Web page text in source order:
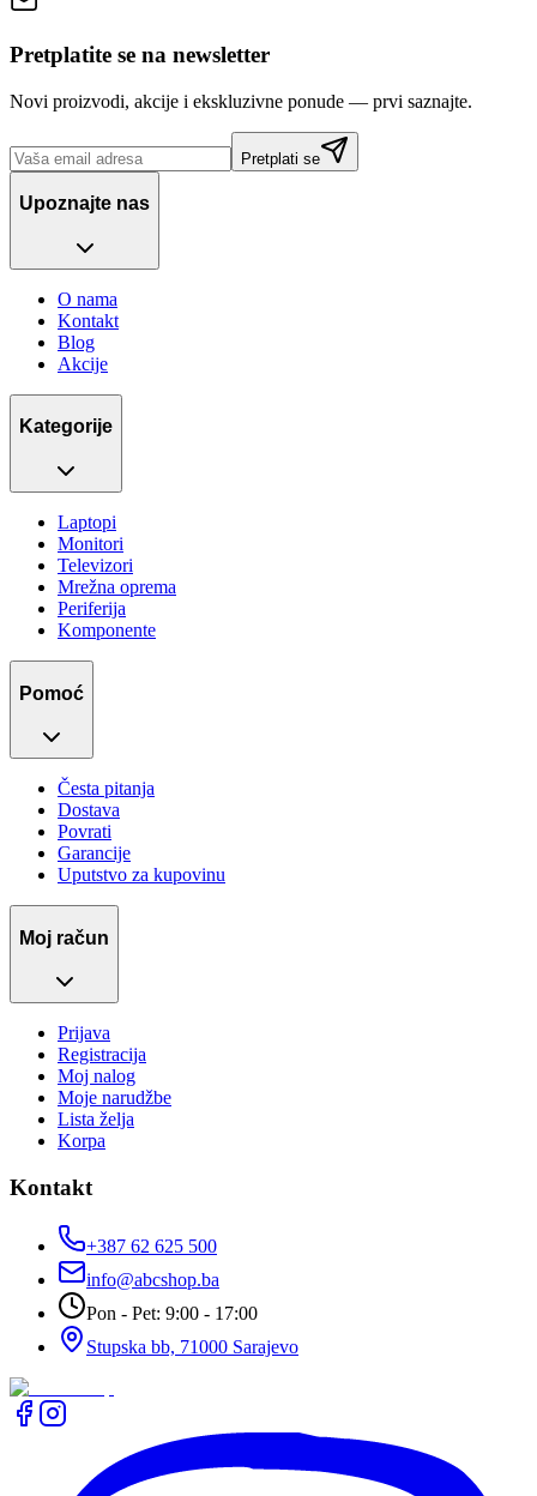
Pretplatite se na newsletter
Novi proizvodi, akcije i ekskluzivne ponude — prvi saznajte.
Pretplati se
Upoznajte nas
O nama
Kontakt
Blog
Akcije
Kategorije
Laptopi
Monitori
Televizori
Mrežna oprema
Periferija
Komponente
Pomoć
Česta pitanja
Dostava
Povrati
Garancije
Uputstvo za kupovinu
Moj račun
Prijava
Registracija
Moj nalog
Moje narudžbe
Lista želja
Korpa
Kontakt
+387 62 625 500
info@abcshop.ba
Pon - Pet: 9:00 - 17:00
Stupska bb, 71000 Sarajevo